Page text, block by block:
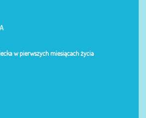
w pierwszych miesiącach życia